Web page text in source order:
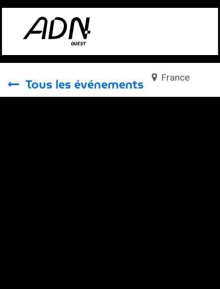
Se rendre au contenu
Tous les événements France